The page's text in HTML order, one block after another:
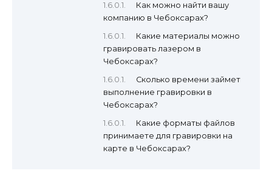
Как можно найти вашу
компанию в Чебоксарах?
Какие материалы можно
гравировать лазером в
Чебоксарах?
Сколько времени займет
выполнение гравировки в
Чебоксарах?
Какие форматы файлов
принимаете для гравировки на
карте в Чебоксарах?